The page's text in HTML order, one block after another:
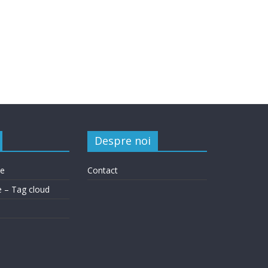
– Tag cloud
Despre noi
Contact